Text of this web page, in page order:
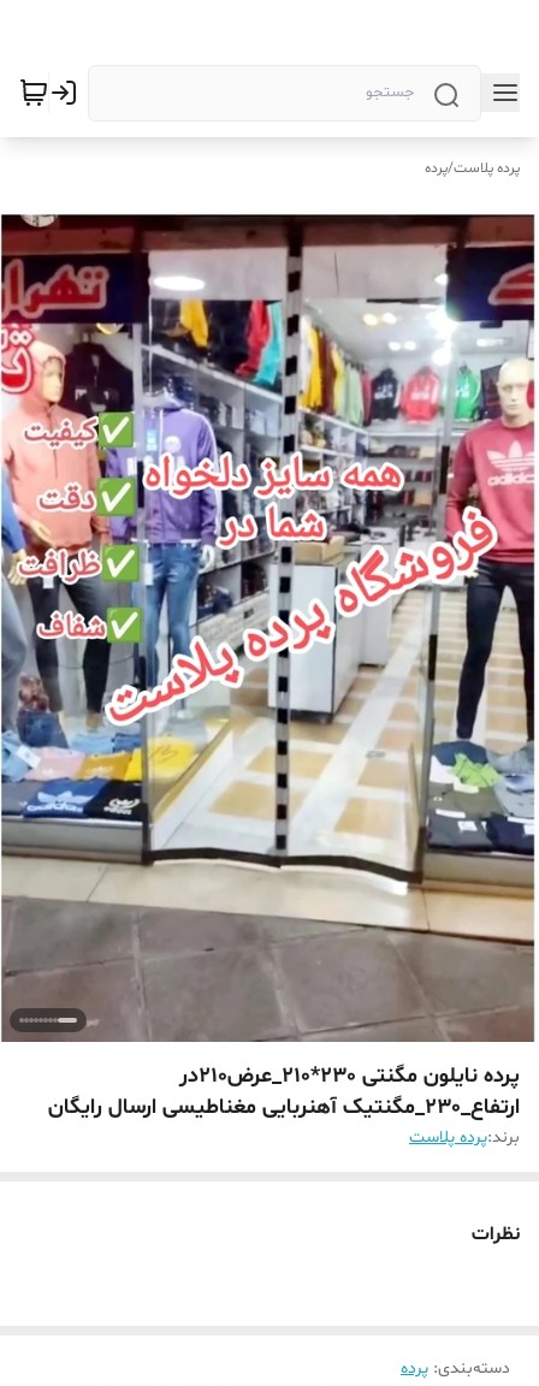
پرده پلاست/پرده
پرده نایلون مگنتی 230*210_عرض210در
ارتفاع_230_مگنتیک آهنربایی مغناطیسی ارسال رایگان
برند:پرده پلاست
نظرات
دسته‌بندی: پرده